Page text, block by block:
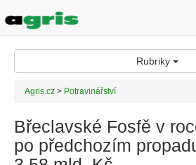
Rubriky
Agris.cz > Potravinářství
Břeclavské Fosfě v
po předchozím